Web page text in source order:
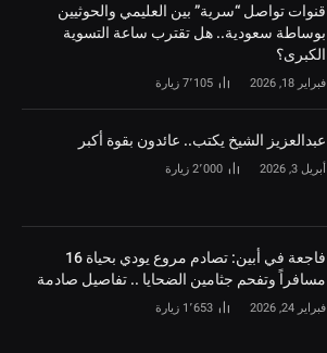
قنوات تواصل “سرية” بين العليمي والحوثيين
بوساطة سعودية.. هل تقترب ساعة التسوية
الكبرى؟
فبراير 18, 2026 7٬105 زيارة
‏عبدالعزيز الشيخ يكتب.. عائدون بقوة أكبر
أبريل 3, 2026 2٬000 زيارة
فاجعة في أبين: تصادم مروع يودي بحياة 16
مسافراً وتفحم جثامين الضحايا .. تفاصيل صادمة
فبراير 24, 2026 1٬653 زيارة